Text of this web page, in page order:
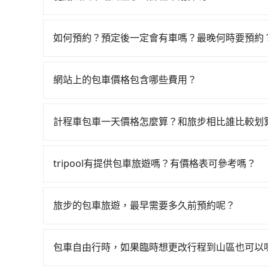
去，但額外的汽車保險與可能的罰單都需自付。
次租車都好像在開樂透一樣。另外，偶爾也會遇
天或者載行李時，就顯得非常不便。
到車，也可考慮打電話至鳳山火車站附近的計程
倍。雖然鳳山火車站到墾丁的跳表小黃可能較為
如何預約？預定後一定會有車嗎？最晚何時要預約
格，照著步驟填寫完乘客資料與線上刷卡，訂單
天傍晚五點前仍會收單，最遲如當天下午過後乘車
網站上的包車價格包含哪些費用？
產生。
計程車包車一天價格怎麼算？和旅步相比誰比較划
區，價格可能有所不同。另外，計程車包車價格
tripool有提供包車旅遊嗎？有價格表可參考嗎？
擇2~12小時的服務，滿足家族出遊、朋友聚會、
士，請來信洽詢。
旅步的包車旅遊，最早需要多久前預約呢？
不妨趁早訂購，享受更划算的價格。
包車自由行時，如果臨時想更改行程到山區也可以